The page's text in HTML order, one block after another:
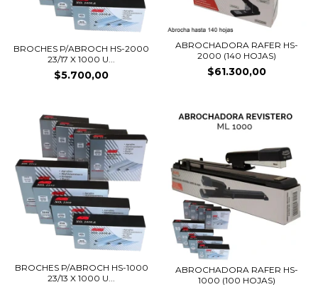
BROCHES P/ABROCH HS-2000
23/17 X 1000 U...
$5.700,00
ABROCHADORA RAFER HS-
2000 (140 HOJAS)
$61.300,00
BROCHES P/ABROCH HS-1000
23/13 X 1000 U...
ABROCHADORA RAFER HS-
1000 (100 HOJAS)